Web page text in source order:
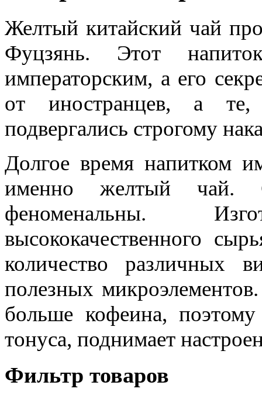
Желтый китайский чай
Фуцзянь. Этот
императорским, а его
от иностранцев, а
подвергались строгому
Долгое время напитком
именно желтый чай.
феноменальны.
высококачественного
количество различных
полезных
больше кофеина,
тонуса, поднимает
Фильтр товаров